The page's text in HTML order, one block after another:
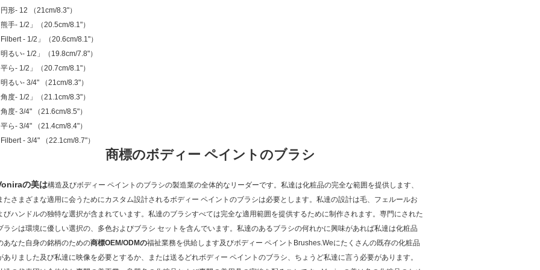
形- 12 （21cm/8.3"）
手- 1/2」（20.5cm/8.1"）
- 1/2」（20.6cm/8.1"）
るい- 1/2」（19.8cm/7.8"）
ら- 1/2」（20.7cm/8.1"）
るい- 3/4" （21cm/8.3"）
度- 1/2」（21.1cm/8.3"）
度- 3/4" （21.6cm/8.5"）
ら- 3/4" （21.4cm/8.4"）
- 3/4" （22.1cm/8.7"）
商標のボディー ペイントのブラシ
の美は構造及びボディー ペイントのブラシの製造業の全体的なリーダーです。私達は化粧品の完全な範囲を提供します、
たさまざまな適用に会うためにカスタム設計されるボディー ペイントのブラシは必要とします。私達の設計は毛、フェルールお
びハンドルの独特な選択が含まれています。私達のブラシすべては完全な適用範囲を提供するために制作されます。専門にされた
ラシは環境に優しい選択の、多色およびブラシ セットを含んでいます。私達のあるブラシの何れかに興味があれば私達は化粧品
あなた自身の銘柄のための商標OEM/ODMの福祉業務を供給します及びボディー ペイントBrushes.Weにたくさんの既存の化粧品
ありました及び私達に映像を必要とするか、または送るどれボディー ペイントのブラシ、ちょうど私達に言う必要があります。